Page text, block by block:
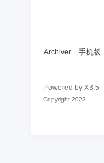
Archiver 手机版
Powered by X3.5
Copyright 2023